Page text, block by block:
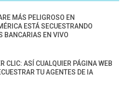
MÁS PELIGROSO EN
ESTÁ SECUESTRANDO
BANCARIAS EN VIVO
CLIC: ASÍ CUALQUIER PÁGINA WEB
TU AGENTES DE IA